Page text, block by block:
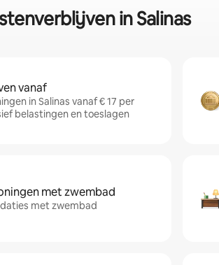
in Salinas
vanaf
in Salinas vanaf € 17 per
belastingen en toeslagen
met zwembad
met zwembad